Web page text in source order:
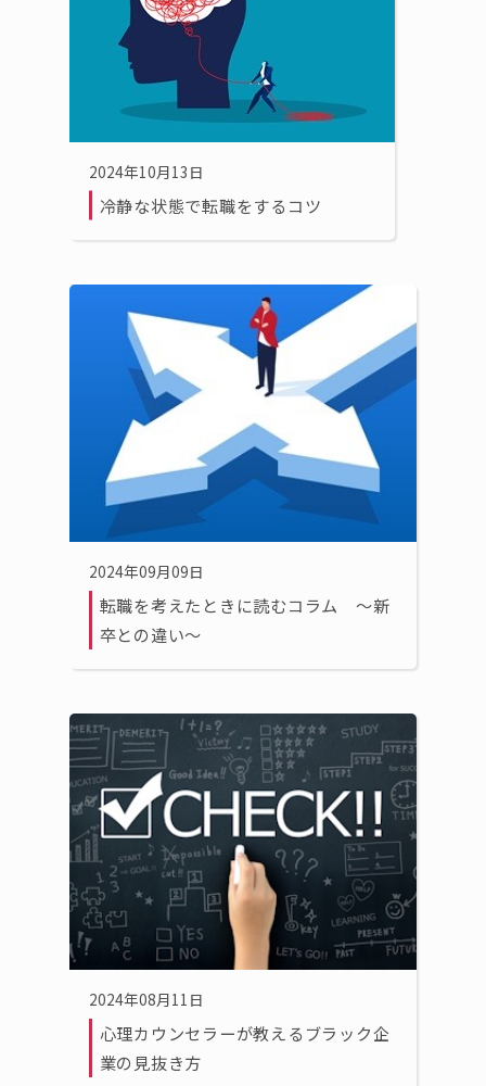
2024年10月13日
冷静な状態で転職をするコツ
2024年09月09日
転職を考えたときに読むコラム 〜新
卒との違い〜
2024年08月11日
心理カウンセラーが教えるブラック企
業の見抜き方